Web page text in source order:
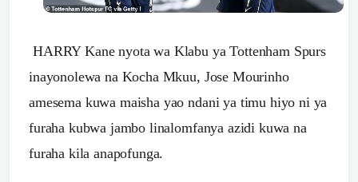
HARRY Kane nyota wa Klabu ya Tottenham Spurs
inayonolewa na Kocha Mkuu, Jose Mourinho
amesema kuwa maisha yao ndani ya timu hiyo ni ya
furaha kubwa jambo linalomfanya azidi kuwa na
furaha kila anapofunga.